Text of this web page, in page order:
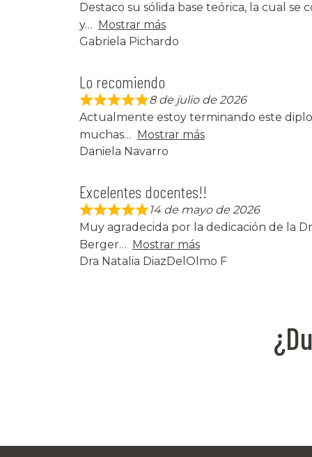
Destaco su sólida base teórica, la cual se
y
Mostrar más
Gabriela Pichardo
Lo recomiendo
8 de julio de 2026
Actualmente estoy terminando este
muchas
Mostrar más
Daniela Navarro
Excelentes docentes!!
14 de mayo de 2026
Muy agradecida por la dedicación de la
Berger
Mostrar más
Dra Natalia DiazDelOlmo F